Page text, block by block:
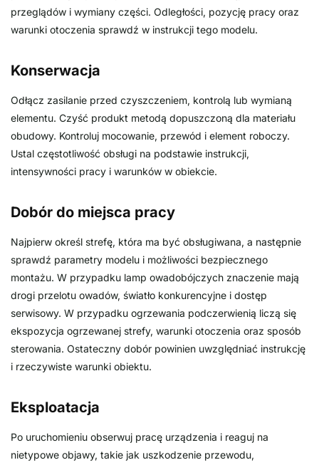
przeglądów i wymiany części. Odległości, pozycję pracy oraz
warunki otoczenia sprawdź w instrukcji tego modelu.
Konserwacja
Odłącz zasilanie przed czyszczeniem, kontrolą lub wymianą
elementu. Czyść produkt metodą dopuszczoną dla materiału
obudowy. Kontroluj mocowanie, przewód i element roboczy.
Ustal częstotliwość obsługi na podstawie instrukcji,
intensywności pracy i warunków w obiekcie.
Dobór do miejsca pracy
Najpierw określ strefę, która ma być obsługiwana, a następnie
sprawdź parametry modelu i możliwości bezpiecznego
montażu. W przypadku lamp owadobójczych znaczenie mają
drogi przelotu owadów, światło konkurencyjne i dostęp
serwisowy. W przypadku ogrzewania podczerwienią liczą się
ekspozycja ogrzewanej strefy, warunki otoczenia oraz sposób
sterowania. Ostateczny dobór powinien uwzględniać instrukcję
i rzeczywiste warunki obiektu.
Eksploatacja
Po uruchomieniu obserwuj pracę urządzenia i reaguj na
nietypowe objawy, takie jak uszkodzenie przewodu,